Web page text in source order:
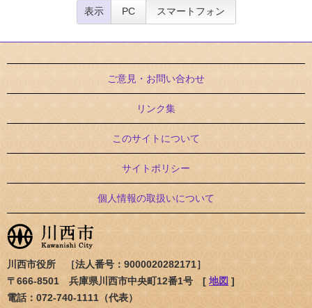
表示 PC スマートフォン
ご意見・お問い合わせ
リンク集
このサイトについて
サイトポリシー
個人情報の取扱いについて
川西市役所 ［法人番号：9000020282171］
〒666-8501 兵庫県川西市中央町12番1号 [ 地図 ]
電話：072-740-1111（代表）